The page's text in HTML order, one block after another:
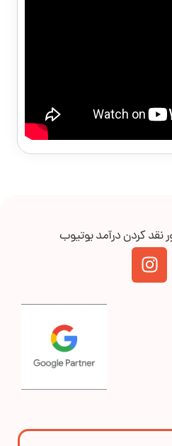
کردن درآمد یوتیوب